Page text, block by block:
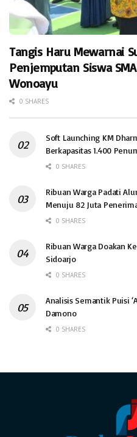
Tangis Haru Mewarnai
Penjemputan Siswa
Wonoayu
0 SHARES
Soft Launching KM
Berkapasitas 1.400
0 SHARES
Ribuan Warga Padati
Menuju 82 Juta
0 SHARES
Ribuan Warga Doakan
Sidoarjo
0 SHARES
Analisis Semantik Puisi
Damono
0 SHARES